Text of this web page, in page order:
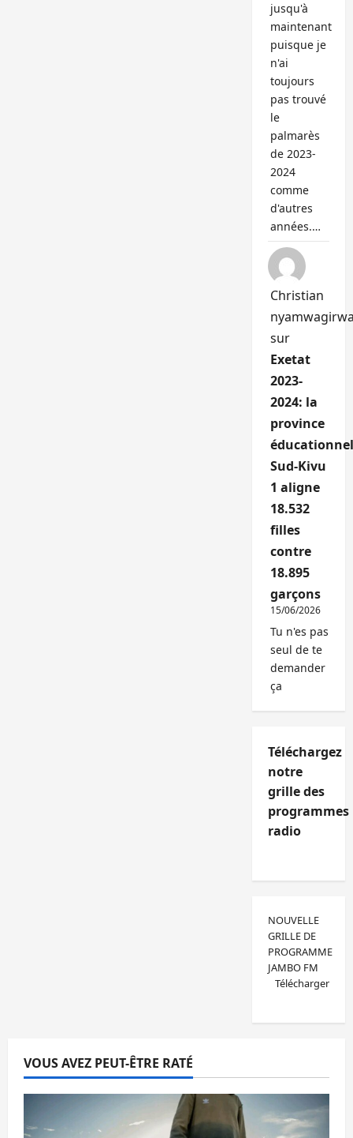
jusqu'à
maintenant
puisque je
n'ai
toujours
pas trouvé
le
palmarès
de 2023-
2024
comme
d'autres
années.…
Christian
sur
Exetat
2023-
2024: la
province
Sud-Kivu
1 aligne
18.532
filles
contre
18.895
garçons
15/06/2026
Tu n'es pas
seul de te
demander
ça
Téléchargez
notre
grille des
programmes
radio
NOUVELLE
GRILLE DE
PROGRAMME
JAMBO FM
Télécharger
VOUS AVEZ PEUT-ÊTRE RATÉ